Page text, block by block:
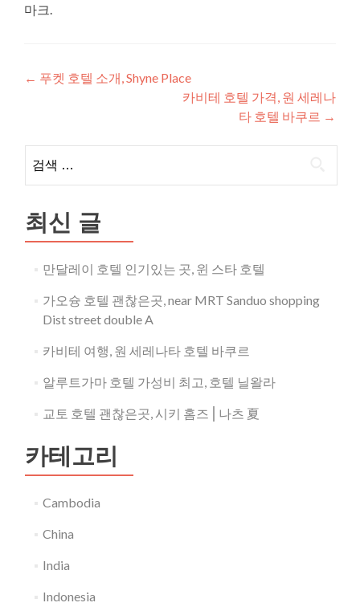
마크.
글
게
이
션
← 푸켓 호텔 소개, Shyne Place
카비테 호텔 가격, 원 세레나
타 호텔 바쿠르 →
색:
최신 글
만달레이 호텔 인기있는 곳, 윈 스타 호텔
가오슝 호텔 괜찮은곳, near MRT Sanduo shopping
Dist street double A
카비테 여행, 원 세레나타 호텔 바쿠르
알루트가마 호텔 가성비 최고, 호텔 닐왈라
교토 호텔 괜찮은곳, 시키 홈즈⎪나츠 夏
카테고리
Cambodia
China
India
Indonesia